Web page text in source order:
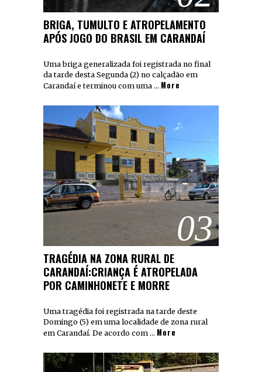
BRIGA, TUMULTO E ATROPELAMENTO
APÓS JOGO DO BRASIL EM CARANDAÍ
Uma briga generalizada foi registrada no final
da tarde desta Segunda (2) no calçadão em
Carandaí e terminou com uma … More
03
TRAGÉDIA NA ZONA RURAL DE
CARANDAÍ:CRIANÇA É ATROPELADA
POR CAMINHONETE E MORRE
Uma tragédia foi registrada na tarde deste
Domingo (5) em uma localidade de zona rural
em Carandaí. De acordo com … More